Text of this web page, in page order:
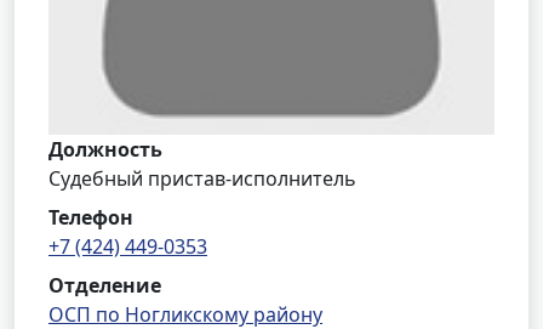
Должность
Судебный пристав-исполнитель
Телефон
+7 (424) 449-0353
Отделение
ОСП по Ногликскому району